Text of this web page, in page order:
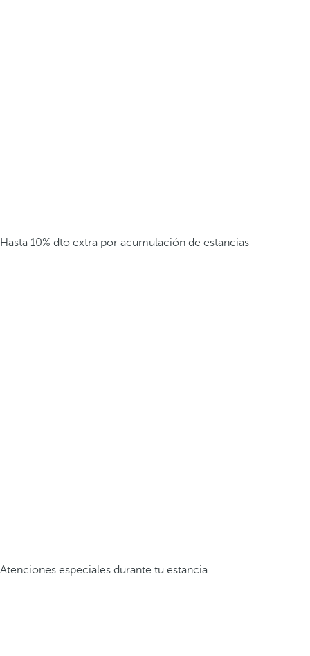
Hasta 10% dto extra por acumulación de estancias
Atenciones especiales durante tu estancia